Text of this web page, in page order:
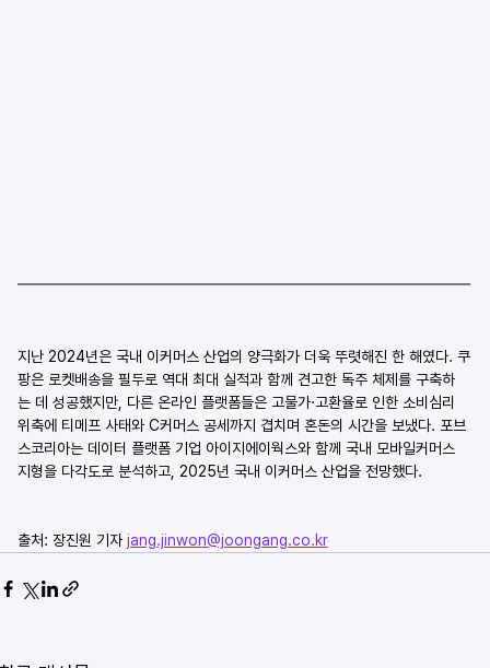
지난 2024년은 국내 이커머스 산업의 양극화가 더욱 뚜렷해진 한 해였다. 쿠
팡은 로켓배송을 필두로 역대 최대 실적과 함께 견고한 독주 체제를 구축하
는 데 성공했지만, 다른 온라인 플랫폼들은 고물가·고환율로 인한 소비심리
위축에 티메프 사태와 C커머스 공세까지 겹치며 혼돈의 시간을 보냈다. 포브
스코리아는 데이터 플랫폼 기업 아이지에이웍스와 함께 국내 모바일커머스
지형을 다각도로 분석하고, 2025년 국내 이커머스 산업을 전망했다.
출처: 장진원 기자 jang.jinwon@joongang.co.kr